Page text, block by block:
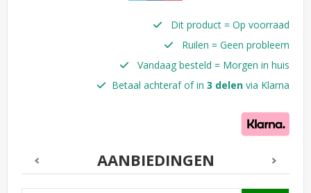
Dit product = Op voorraad
Ruilen = Geen probleem
Vandaag besteld = Morgen in huis
Betaal achteraf of in 3 delen via Klarna
AANBIEDINGEN